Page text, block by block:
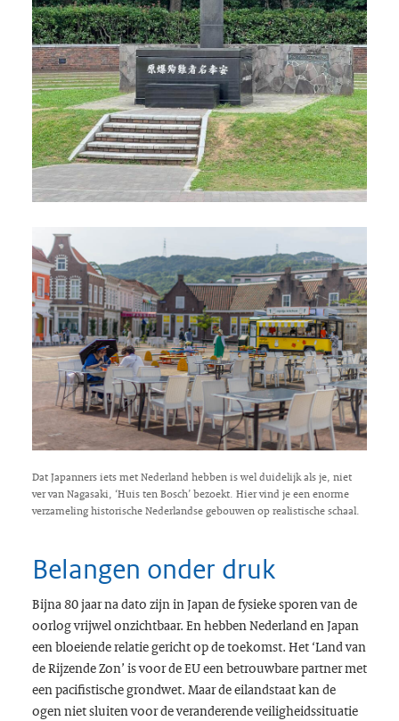
Dat Japanners iets met Nederland hebben is wel duidelijk als je, niet
ver van Nagasaki, ‘Huis ten Bosch’ bezoekt. Hier vind je een enorme
verzameling historische Nederlandse gebouwen op realistische schaal.
Belangen onder druk
Bijna 80 jaar na dato zijn in Japan de fysieke sporen van de
oorlog vrijwel onzichtbaar. En hebben Nederland en Japan
een bloeiende relatie gericht op de toekomst. Het ‘Land van
de Rijzende Zon’ is voor de EU een betrouwbare partner met
een pacifistische grondwet. Maar de eilandstaat kan de
ogen niet sluiten voor de veranderende veiligheidssituatie